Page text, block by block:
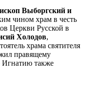
Выборгский и
чином храм в честь
Церкви Русской в
Холодов,
храма святителя
правящему
Игнатию также